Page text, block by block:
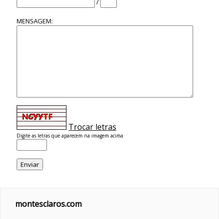
/
MENSAGEM:
Trocar letras
Digite as letras que aparecem na imagem acima
montesclaros.com